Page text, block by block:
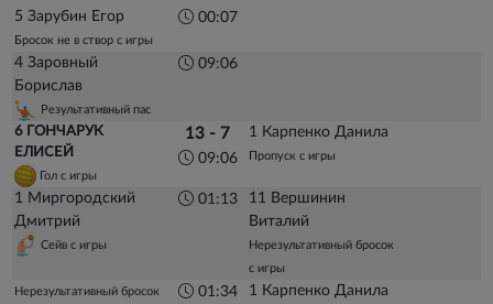
5 Зарубин Егор
Бросок не в створ с игры
00:07
4 Заровный
Борислав
Результативный пас
09:06
6 ГОНЧАРУК
ЕЛИСЕЙ
Гол с игры
13 - 7
09:06
1 Карпенко Данила
Пропуск с игры
1 Миргородский
Дмитрий
Сейв с игры
01:13
11 Вершинин
Виталий
Нерезультативный бросок
с игры
Нерезультативный бросок
01:34 1 Карпенко Данила